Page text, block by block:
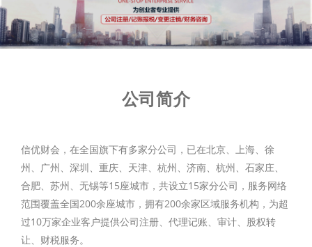
公司简介
信优财会，在全国旗下有多家分公司，已在北京、上海、徐
州、广州、深圳、重庆、天津、杭州、济南、杭州、石家庄、
合肥、苏州、无锡等15座城市，共设立15家分公司，服务网络
范围覆盖全国200余座城市，拥有200余家区域服务机构，为超
过10万家企业客户提供公司注册、代理记账、审计、股权转
让、财税服务。